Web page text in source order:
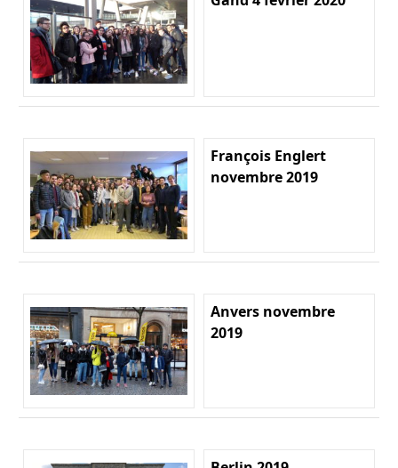
François Englert
novembre 2019
Anvers novembre
2019